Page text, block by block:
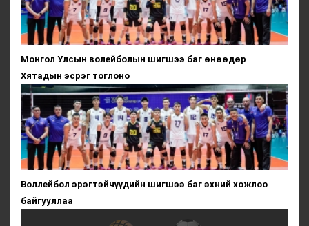
Монгол Улсын волейболын шигшээ баг өнөөдөр
Хятадын эсрэг тоглоно
Воллейбол эрэгтэйчүүдийн шигшээ баг эхний хожлоо
байгууллаа